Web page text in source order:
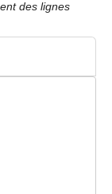
des lignes